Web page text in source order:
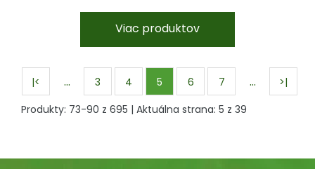
Viac produktov
|< … 3 4 5 6 7 …
>|
Produkty: 73-90 z 695 | Aktuálna strana: 5 z 39